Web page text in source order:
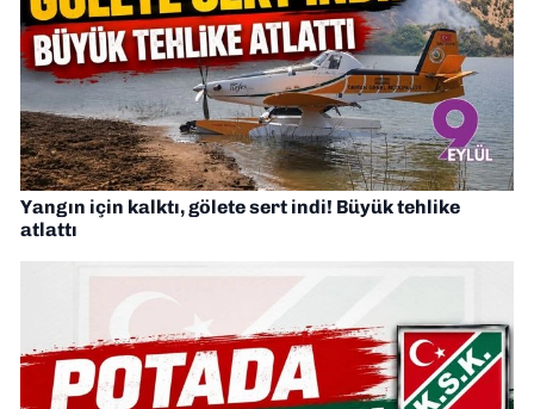
Yangın için kalktı, gölete sert indi! Büyük tehlike
atlattı